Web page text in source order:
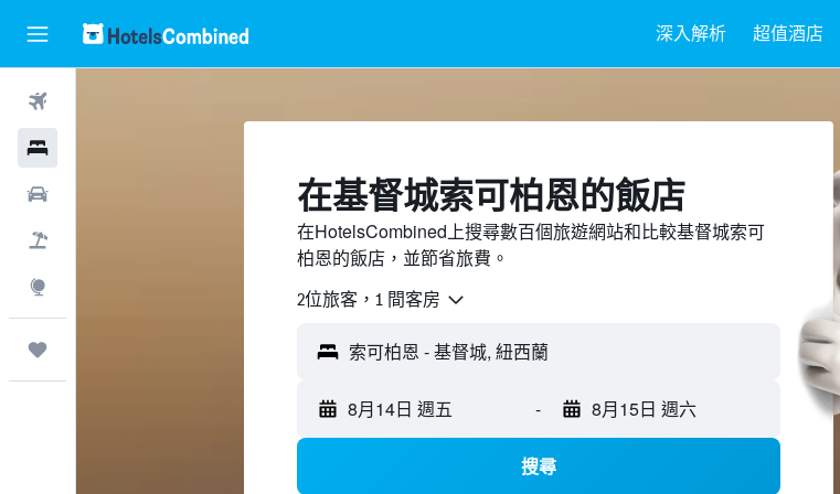
深入解析 超值酒店
​在基督城索可柏恩​的飯店
在HotelsCombined上搜尋數百個旅遊網站和比較基督城索可
柏恩的飯店，並節省旅費。
2位旅客，1 間客房
8月14日 週五 - 8月15日 週六
搜尋